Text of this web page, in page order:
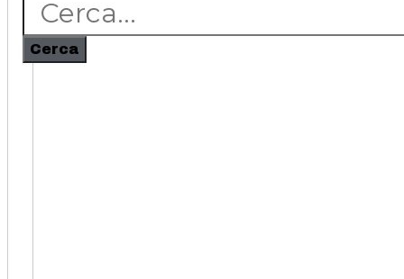
Cerca